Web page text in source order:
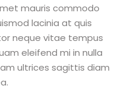
mauris commodo
lacinia at quis
neque vitae tempus
eleifend mi in nulla
ultrices sagittis diam